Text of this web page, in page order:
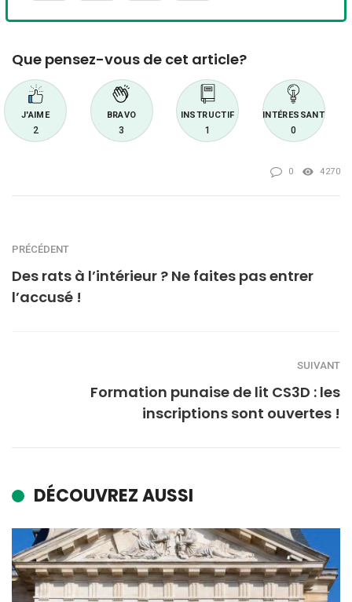
Que pensez-vous de cet article?
J'AIME
2
BRAVO
3
INSTRUCTIF
1
INTÉRESSANT
0
0 4270
PRÉCÉDENT
Des rats à l’intérieur ? Ne faites pas entrer
l’accusé !
SUIVANT
Formation punaise de lit CS3D : les
inscriptions sont ouvertes !
DÉCOUVREZ AUSSI